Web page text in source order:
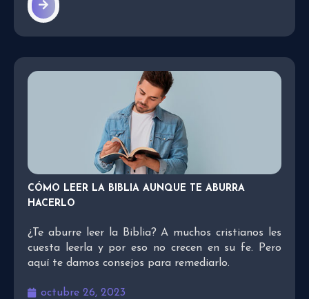
CÓMO LEER LA BIBLIA AUNQUE TE ABURRA
HACERLO
¿Te aburre leer la Biblia? A muchos cristianos les
cuesta leerla y por eso no crecen en su fe. Pero
aquí te damos consejos para remediarlo.
octubre 26, 2023